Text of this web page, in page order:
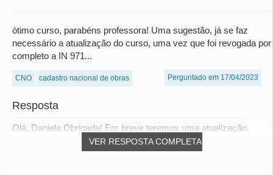
òtimo curso, parabéns professora! Uma sugestão, já se faz
necessário a atualização do curso, uma vez que foi revogada por
completo a IN 971...
CNO cadastro nacional de obras Perguntado em 17/04/2023
Resposta
VER RESPOSTA COMPLETA
Olá, Daniela Obrigada! Em breve teremos uma atualização.